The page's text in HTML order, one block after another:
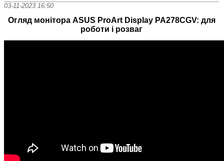
03-11-2023 16:50
Огляд монітора ASUS ProArt Display PA278CGV: для
роботи і розваг